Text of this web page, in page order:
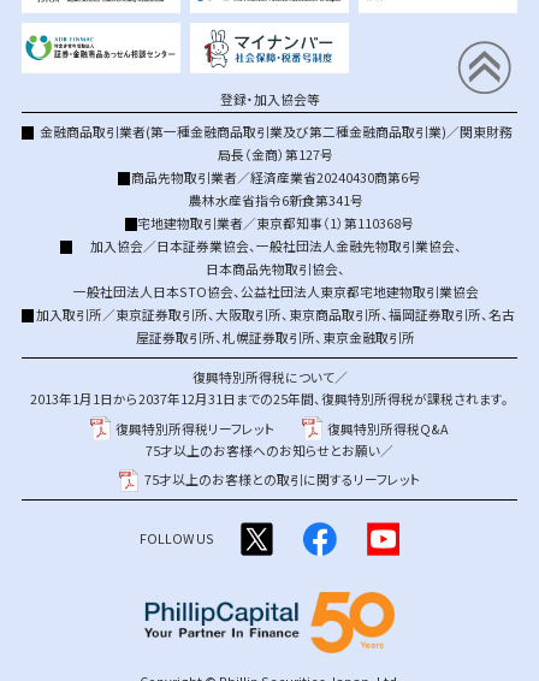
登録・加入協会等
金融商品取引業者(第一種金融商品取引業及び第二種金融商品取引業)／関東財務
局長（金商）第127号
商品先物取引業者／経済産業省20240430商第6号
農林水産省指令6新食第341号
宅地建物取引業者／東京都知事（1）第110368号
加入協会／日本証券業協会、一般社団法人金融先物取引業協会、
日本商品先物取引協会、
一般社団法人日本STO協会、公益社団法人東京都宅地建物取引業協会
加入取引所／東京証券取引所、大阪取引所、 東京商品取引所、福岡証券取引所、名古
屋証券取引所、札幌証券取引所、 東京金融取引所
復興特別所得税について／
2013年1月1日から2037年12月31日までの25年間、復興特別所得税が課税されます。
復興特別所得税リーフレット
復興特別所得税Q&A
75才以上のお客様へのお知らせとお願い／
75才以上のお客様との取引に関するリーフレット
FOLLOW US